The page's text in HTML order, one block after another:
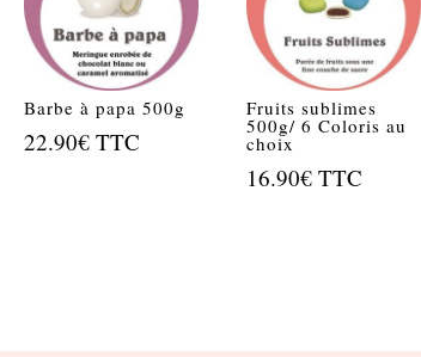
Barbe à papa 500g
22.90€ TTC
Fruits sublimes
500g/ 6 Coloris au
choix
16.90€ TTC